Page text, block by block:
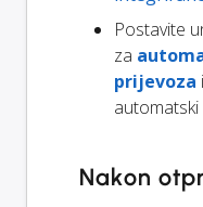
Postavite
za
prijevoza
Nakon